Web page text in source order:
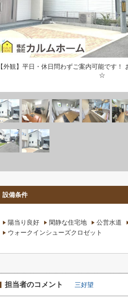
【外観】平日・休日問わずご案内可能です！
☆
設備条件
陽当り良好 閑静な住宅地 公営水道
ウォークインシューズクロゼット
担当者のコメント 三好望